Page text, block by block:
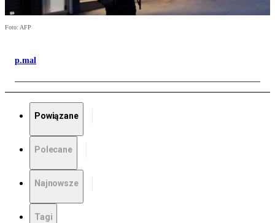
Foto: AFP
p.mal
Powiązane
Polecane
Najnowsze
Tagi